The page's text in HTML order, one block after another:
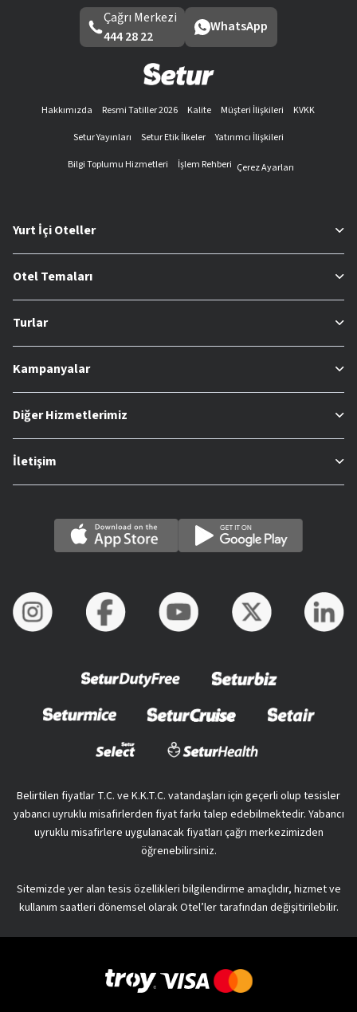
Çağrı Merkezi
444 28 22
WhatsApp
Hakkımızda Resmi Tatiller 2026 Kalite Müşteri İlişkileri
KVKK
Setur Yayınları
Setur Etik İlkeler
Yatırımcı İlişkileri
Bilgi Toplumu Hizmetleri
İşlem Rehberi Çerez Ayarları
Yurt İçi Oteller
Otel Temaları
Turlar
Kampanyalar
Diğer Hizmetlerimiz
İletişim
Belirtilen fiyatlar T.C. ve K.K.T.C. vatandaşları için geçerli olup tesisler
yabancı uyruklu misafirlerden fiyat farkı talep edebilmektedir. Yabancı
uyruklu misafirlere uygulanacak fiyatları çağrı merkezimizden
öğrenebilirsiniz.
Sitemizde yer alan tesis özellikleri bilgilendirme amaçlıdır, hizmet ve
kullanım saatleri dönemsel olarak Otel’ler tarafından değişitirilebilir.